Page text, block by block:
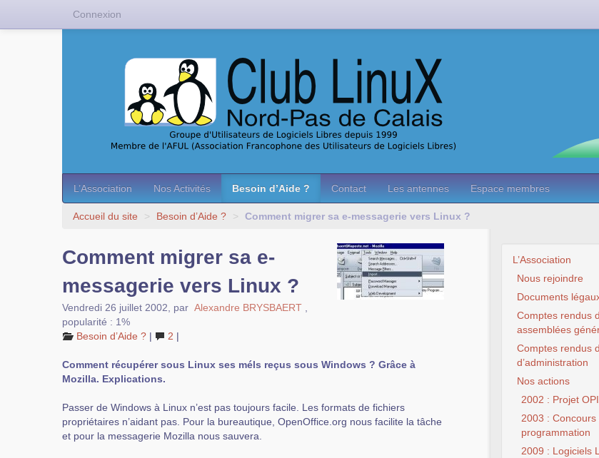
L’Association Nos Activités Besoin d’Aide ? Contact Les antennes Espace membres
Accueil du site > Besoin d’Aide ? > Comment migrer sa e-messagerie vers Linux ?
Comment migrer sa e-
messagerie vers Linux ?
Vendredi 26 juillet 2002 par Alexandre BRYSBAERT
popularité : 1%
Besoin d’Aide ? | 2 |
Comment récupérer sous Linux ses méls reçus sous Windows ? Grâce à
Mozilla. Explications.
Passer de Windows à Linux n’est pas toujours facile. Les formats de fichiers
propriétaires n’aidant pas. Pour la bureautique, OpenOffice.org nous facilite la tâche
et pour la messagerie Mozilla nous sauvera.
L’Association
Nous rejoindre
Documents
Comptes rendus
assemblées
Comptes rendus
d’administration
Nos actions
2002 : Projet
2003 : Concours
programmation
2009 : Logiciels
Connexion